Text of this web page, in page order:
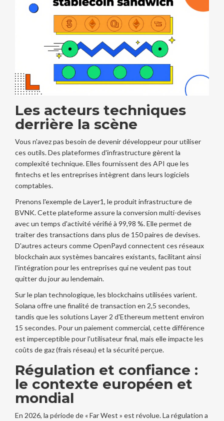
Les acteurs techniques
derrière la scène
Vous n'avez pas besoin de devenir développeur pour utiliser
ces outils. Des plateformes d'infrastructure gèrent la
complexité technique. Elles fournissent des API que les
fintechs et les entreprises intègrent dans leurs logiciels
comptables.
Prenons l'exemple deLayer1, le produit infrastructure de
BVNK. Cette plateforme assure la conversion multi-devises
avec un temps d'activité vérifié à 99,98 %. Elle permet de
traiter des transactions dans plus de 150 paires de devises.
D'autres acteurs comme OpenPayd connectent ces réseaux
blockchain aux systèmes bancaires existants, facilitant ainsi
l'intégration pour les entreprises qui ne veulent pas tout
quitter du jour au lendemain.
Sur le plan technologique, les blockchains utilisées varient.
Solana offre une finalité de transaction en 2,5 secondes,
tandis que les solutions Layer 2 d'Ethereum mettent environ
15 secondes. Pour un paiement commercial, cette différence
est imperceptible pour l'utilisateur final, mais elle impacte les
coûts de gaz (frais réseau) et la sécurité perçue.
Régulation et confiance :
le contexte européen et
mondial
En 2026, la période de « Far West » est révolue. La régulation a